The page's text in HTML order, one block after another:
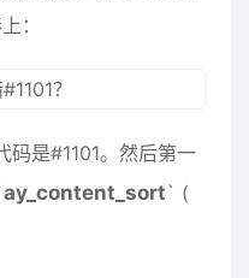
：
码是#1101。然后第一
ay_content_sort` (